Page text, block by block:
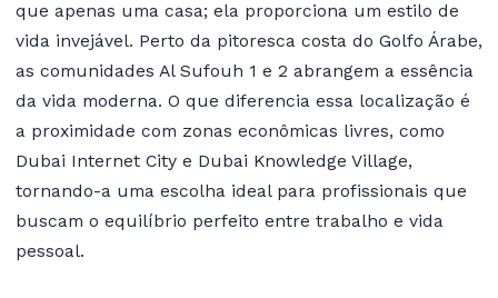
que apenas uma casa; ela proporciona um estilo de
vida invejável. Perto da pitoresca costa do Golfo Árabe,
as comunidades Al Sufouh 1 e 2 abrangem a essência
da vida moderna. O que diferencia essa localização é
a proximidade com zonas econômicas livres, como
Dubai Internet City e Dubai Knowledge Village,
tornando-a uma escolha ideal para profissionais que
buscam o equilíbrio perfeito entre trabalho e vida
pessoal.